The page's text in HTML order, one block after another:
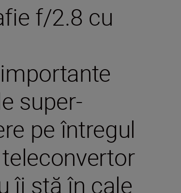
f/2.8 cu
super-
pe întregul
îi stă în cale